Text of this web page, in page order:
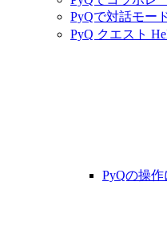
PyQで対話モー
PyQ クエスト
PyQの操